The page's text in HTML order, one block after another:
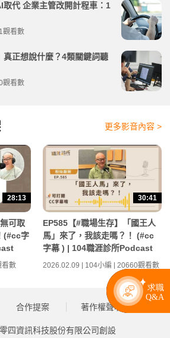
代 企業主管改開計程車：1
觀看數
真正想說什麼？4類關鍵詞聽
觀看數
更多影音內容 >
28:13
可取
(#cc字
看數
30:41
EP585【#職場生存】「國王人
馬」來了，我該走嗎？！ (#cc
字幕 ) | 104職涯診所Podcast
2026.02.09 | 104小編 | 20660觀看數
合作提案 著作權聲明
四資訊科技股份有限公司創設